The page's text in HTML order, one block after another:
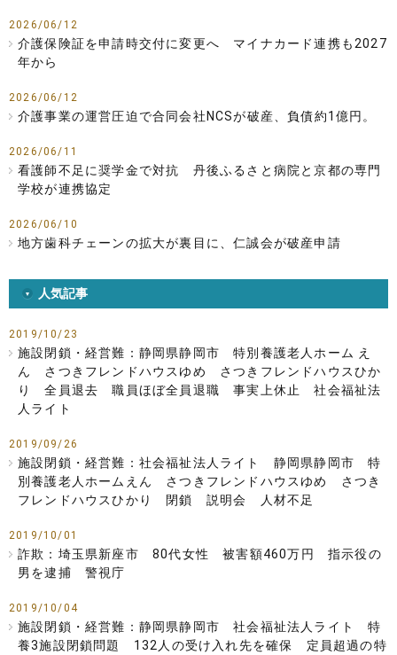
2026/06/12
介護保険証を申請時交付に変更へ マイナカード連携も2027
年から
2026/06/12
介護事業の運営圧迫で合同会社NCSが破産、負債約1億円。
2026/06/11
看護師不足に奨学金で対抗 丹後ふるさと病院と京都の専門
学校が連携協定
2026/06/10
地方歯科チェーンの拡大が裏目に、仁誠会が破産申請
人気記事
2019/10/23
施設閉鎖・経営難：静岡県静岡市 特別養護老人ホーム え
ん さつきフレンドハウスゆめ さつきフレンドハウスひか
り 全員退去 職員ほぼ全員退職 事実上休止 社会福祉法
人ライト
2019/09/26
施設閉鎖・経営難：社会福祉法人ライト 静岡県静岡市 特
別養護老人ホームえん さつきフレンドハウスゆめ さつき
フレンドハウスひかり 閉鎖 説明会 人材不足
2019/10/01
詐欺：埼玉県新座市 80代女性 被害額460万円 指示役の
男を逮捕 警視庁
2019/10/04
施設閉鎖・経営難：静岡県静岡市 社会福祉法人ライト 特
養3施設閉鎖問題 132人の受け入れ先を確保 定員超過の特